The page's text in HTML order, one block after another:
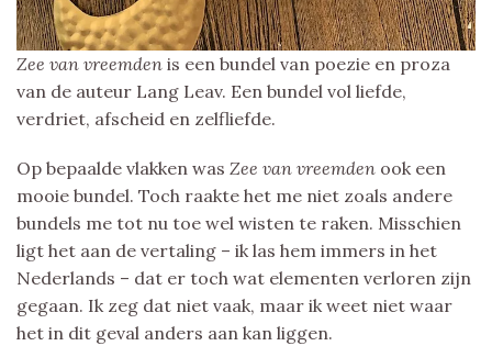
Zee van vreemden is een bundel van poezie en proza
van de auteur Lang Leav. Een bundel vol liefde,
verdriet, afscheid en zelfliefde.
Op bepaalde vlakken was Zee van vreemden ook een
mooie bundel. Toch raakte het me niet zoals andere
bundels me tot nu toe wel wisten te raken. Misschien
ligt het aan de vertaling – ik las hem immers in het
Nederlands – dat er toch wat elementen verloren zijn
gegaan. Ik zeg dat niet vaak, maar ik weet niet waar
het in dit geval anders aan kan liggen.